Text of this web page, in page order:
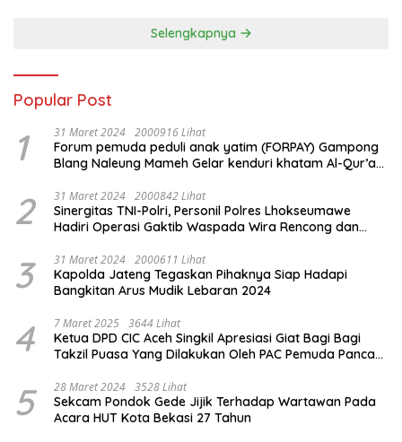
Selengkapnya
Popular Post
1 31 Maret 2024 2000916 Lihat
Forum pemuda peduli anak yatim (FORPAY) Gampong
Blang Naleung Mameh Gelar kenduri khatam Al-Qur’an
2 31 Maret 2024 2000842 Lihat
Sinergitas TNI-Polri, Personil Polres Lhokseumawe
Hadiri Operasi Gaktib Waspada Wira Rencong dan
3 31 Maret 2024 2000611 Lihat
Kapolda Jateng Tegaskan Pihaknya Siap Hadapi
Bangkitan Arus Mudik Lebaran 2024
4 7 Maret 2025 3644 Lihat
Ketua DPD CIC Aceh Singkil Apresiasi Giat Bagi Bagi
Takzil Puasa Yang Dilakukan Oleh PAC Pemuda Panca
Meriah Kabupaten Aceh Singkil
5 28 Maret 2024 3528 Lihat
Sekcam Pondok Gede Jijik Terhadap Wartawan Pada
Acara HUT Kota Bekasi 27 Tahun